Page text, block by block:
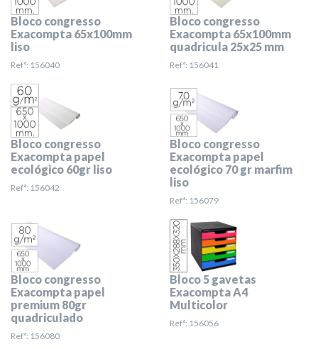
Bloco congresso
Exacompta 65x100mm
liso
Refª: 156040
Bloco congresso
Exacompta 65x100mm
quadricula 25x25 mm
Refª: 156041
Bloco congresso
Exacompta papel
ecológico 60gr liso
Refª: 156042
Bloco congresso
Exacompta papel
ecológico 70 gr marfim
liso
Refª: 156079
Bloco congresso
Exacompta papel
premium 80gr
quadriculado
Refª: 156080
Bloco 5 gavetas
Exacompta A4
Multicolor
Refª: 156056